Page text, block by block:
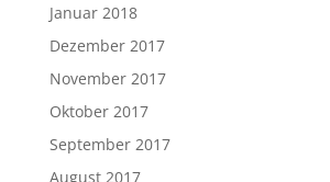
Januar 2018
Dezember 2017
November 2017
Oktober 2017
September 2017
August 2017